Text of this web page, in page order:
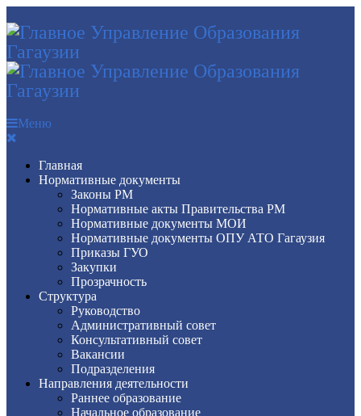
Меню
Главная
Нормативные документы
Законы РМ
Нормативные акты Правительства РМ
Нормативные документы МОИ
Нормативные документы ОПУ АТО Гагаузия
Приказы ГУО
Закупки
Прозрачность
Структура
Руководство
Административный совет
Консультативный совет
Вакансии
Подразделения
Направления деятельности
Раннее образование
Начальное образование